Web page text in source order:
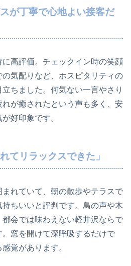
が丁寧で心地よい接客だ
高評価。チェックイン時の笑顔
気配りなど、ホスピタリティの
ちました。何気ない一言やさり
が癒されたという声も多く、安
好印象です。
てリラックスできた」
れていて、朝の散歩やテラスで
ちいいと評判です。鳥の声や木
会では味わえない軽井沢ならで
窓を開けて深呼吸するだけで
覚があります。